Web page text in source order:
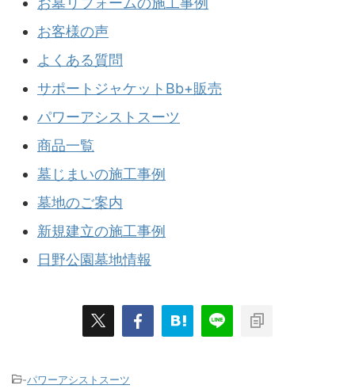
お客様の声
よくある質問
サポートジャケットBb+販売
パワーアシストスーツ
商品一覧
墓じまいの施工事例
墓地のご案内
新規建立の施工事例
日野公園墓地情報
-パワーアシストスーツ